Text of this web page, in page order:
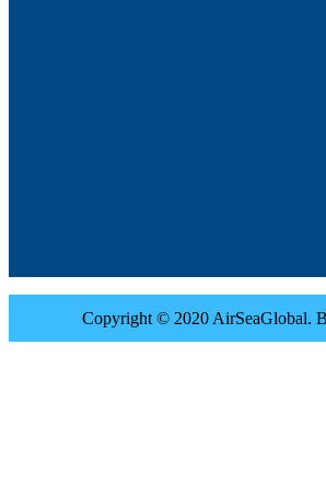
Copyright © 2020 AirSeaGlobal.